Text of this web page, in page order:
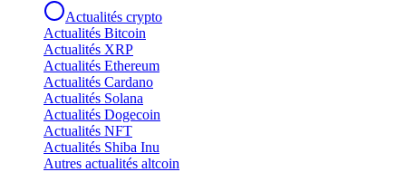
Actualités crypto
Actualités Bitcoin
Actualités XRP
Actualités Ethereum
Actualités Cardano
Actualités Solana
Actualités Dogecoin
Actualités NFT
Actualités Shiba Inu
Autres actualités altcoin